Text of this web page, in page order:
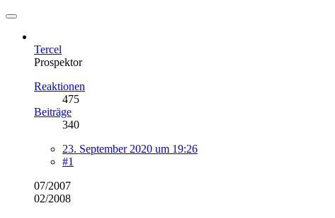
Tercel
Prospektor
Reaktionen
475
Beiträge
340
23. September 2020 um 19:26
#1
07/2007
02/2008